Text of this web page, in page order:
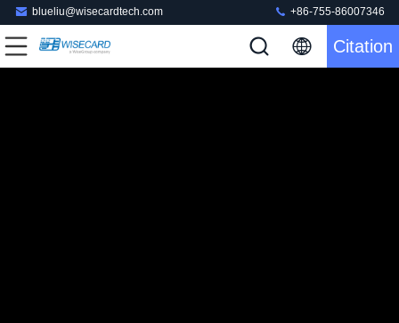
blueliu@wisecardtech.com +86-755-86007346
Citation